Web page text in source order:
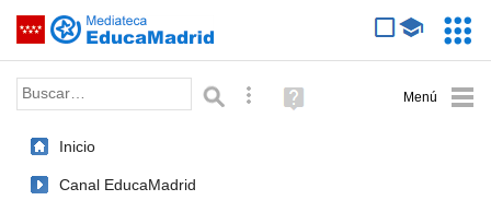
Saltar navegación
Palabra o frase: Búsqueda avanzada
Ayuda
(en
Inicio
Canal EducaMadrid